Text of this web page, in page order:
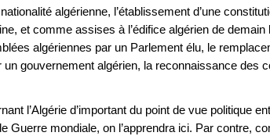
Autres
Thématiques
algérienne, l’établissement d’une
et comme assises à l’édifice algérien de demain
algériennes par un Parlement élu, le
gouvernement algérien, la reconnaissance des
l’Algérie d’important du point de vue politique
Guerre mondiale, on l’apprendra ici. Par contre,